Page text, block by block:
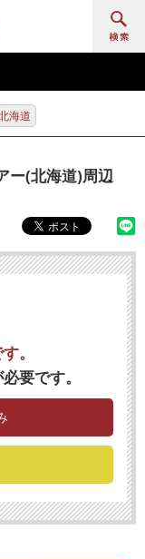
海道
ー(北海道)周辺
。
要です。